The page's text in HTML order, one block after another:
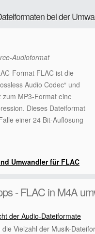
bei der
Audioformat
Format FLAC ist die
Audio Codec“ und
MP3-Format eine
Dieses Dateiformat
einer 24 Bit-Auflösung
Umwandler für FLAC
- FLAC in M4A
der Audio-Dateiformate
Vielzahl der Musik-